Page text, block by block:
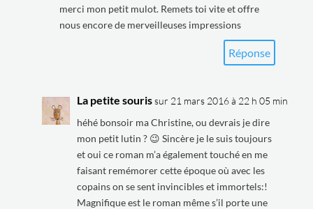
merci mon petit mulot. Remets toi vite et offre
nous encore de merveilleuses impressions
Réponse
La petite souris sur 21 mars 2016 à 22 h 05 min
héhé bonsoir ma Christine, ou devrais je dire
mon petit lutin ? 😉 Sincère je le suis toujours
et oui ce roman m’a également touché en me
faisant remémorer cette époque où avec les
copains on se sent invincibles et immortels:!
Magnifique est le roman même s’il porte une